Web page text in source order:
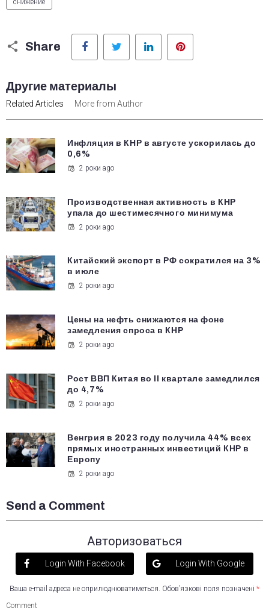
Share
Facebook Twitter LinkedIn
Другие материалы
Related Articles More from Author
Инфляция в КНР в августе ускорилась до
0,6%
2 роки ago
Производственная активность в КНР
упала до шестимесячного минимума
2 роки ago
Китайский экспорт в РФ сократился на 3%
в июле
2 роки ago
Цены на нефть снижаются на фоне
замедления спроса в КНР
2 роки ago
Рост ВВП Китая во II квартале замедлился
до 4,7%
2 роки ago
Венгрия в 2023 году получила 44% всех
прямых иностранных инвестиций КНР в
Европу
2 роки ago
Send a Comment
Авторизоваться
Login With Facebook Login With Google
Ваша e-mail адреса не оприлюднюватиметься. Обов’язкові поля позначені *
Comment